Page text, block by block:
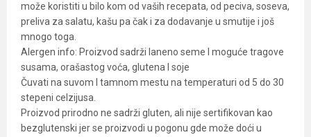
može koristiti u bilo kom od vaših recepata, od peciva, soseva,
preliva za salatu, kašu pa čak i za dodavanje u smutije i još
mnogo toga.
Alergen info: Proizvod sadrži laneno seme I moguće tragove
susama, orašastog voća, glutena I soje
Čuvati na suvom I tamnom mestu na temperaturi od 5 do 30
stepeni celzijusa.
Proizvod prirodno ne sadrži gluten, ali nije sertifikovan kao
bezglutenski jer se proizvodi u pogonu gde može doći u